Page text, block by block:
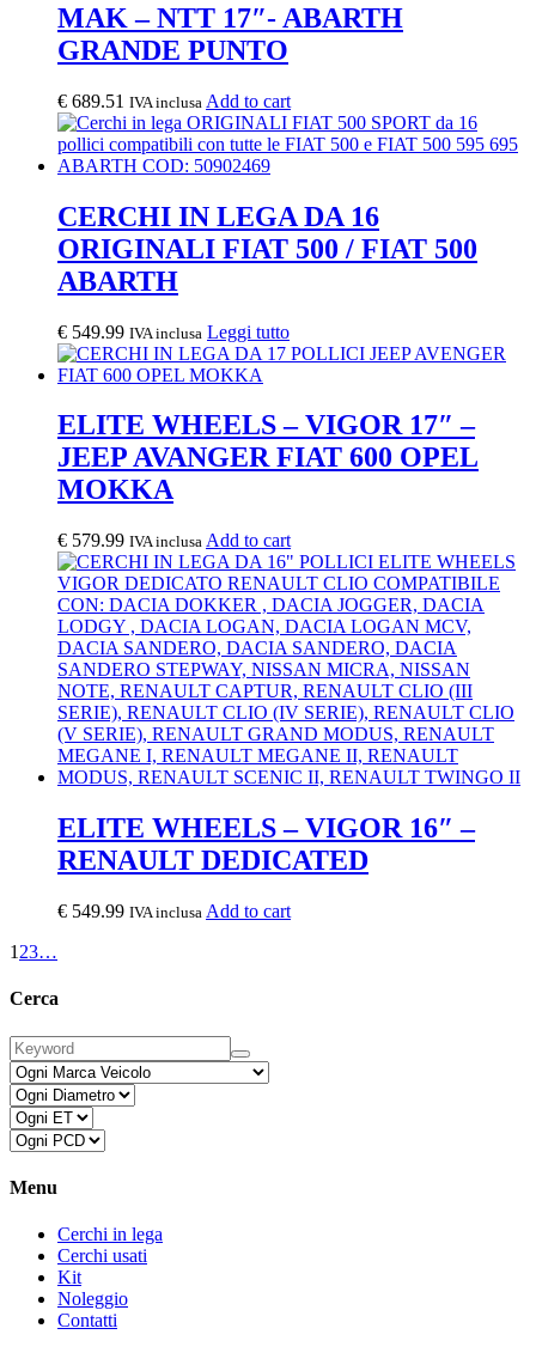
MAK – NTT 17″- ABARTH
GRANDE PUNTO
€ 689.51 IVA inclusa Add to cart
CERCHI IN LEGA DA 16
ORIGINALI FIAT 500 / FIAT 500
ABARTH
€ 549.99 IVA inclusa Leggi tutto
ELITE WHEELS – VIGOR 17″ –
JEEP AVANGER FIAT 600 OPEL
MOKKA
€ 579.99 IVA inclusa Add to cart
ELITE WHEELS – VIGOR 16″ –
RENAULT DEDICATED
€ 549.99 IVA inclusa Add to cart
1 23…
Cerca
Menu
Cerchi in lega
Cerchi usati
Kit
Noleggio
Contatti